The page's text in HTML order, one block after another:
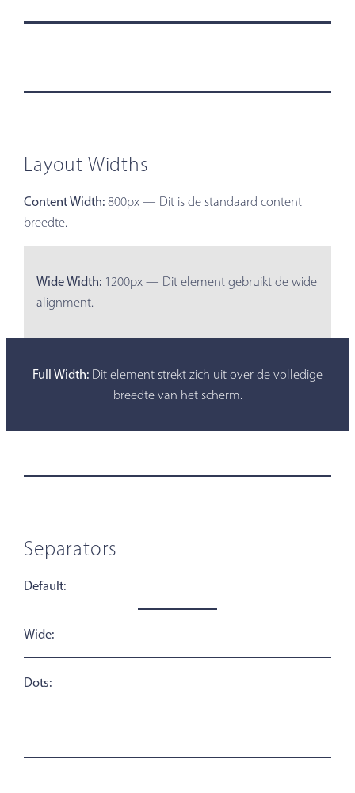
Layout Widths
Content Width: 800px — Dit is de standaard content
breedte.
Wide Width: 1200px — Dit element gebruikt de wide
alignment.
Full Width: Dit element strekt zich uit over de volledige
breedte van het scherm.
Separators
Default:
Wide:
Dots: